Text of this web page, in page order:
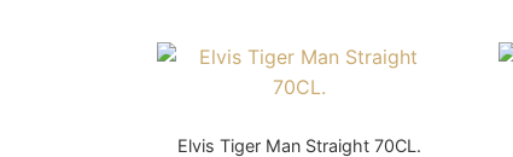
Elvis Tiger Man Straight 70CL.